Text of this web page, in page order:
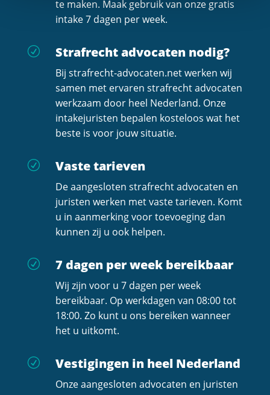
te maken. Maak gebruik van onze gratis
intake 7 dagen per week.
R Strafrecht advocaten nodig?
Bij strafrecht-advocaten.net werken wij
samen met ervaren strafrecht advocaten
werkzaam door heel Nederland. Onze
intakejuristen bepalen kosteloos wat het
beste is voor jouw situatie.
R Vaste tarieven
De aangesloten strafrecht advocaten en
juristen werken met vaste tarieven. Komt
u in aanmerking voor toevoeging dan
kunnen zij u ook helpen.
R 7 dagen per week bereikbaar
Wij zijn voor u 7 dagen per week
bereikbaar. Op werkdagen van 08:00 tot
18:00. Zo kunt u ons bereiken wanneer
het u uitkomt.
R Vestigingen in heel Nederland
Onze aangesloten advocaten en juristen